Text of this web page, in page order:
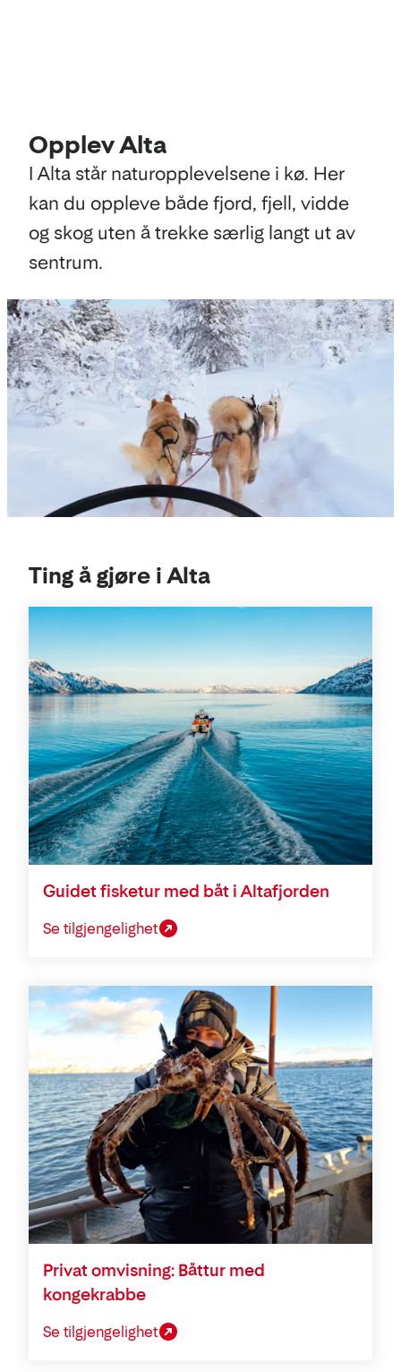
Opplev Alta
I Alta står naturopplevelsene i kø. Her
kan du oppleve både fjord, fjell, vidde
og skog uten å trekke særlig langt ut av
sentrum.
Ting å gjøre i Alta
Guidet fisketur med båt i Altafjorden
Se tilgjengelighet
Privat omvisning: Båttur med
kongekrabbe
Se tilgjengelighet